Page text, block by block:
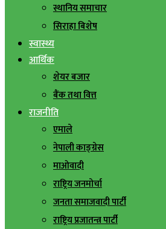
स्थानिय समाचार
सिराहा बिशेष
स्वास्थ्य
आर्थिक
शेयर बजार
बैंक तथा वित्त
राजनीति
एमाले
नेपाली काङ्ग्रेस
माओवादी
राष्ट्रिय जनमोर्चा
जनता समाजवादी पार्टी
राष्ट्रिय प्रजातन्त्र पार्टी